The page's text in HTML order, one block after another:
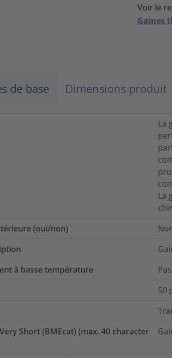
Voir le
Gaines
de base Dimensions produit
La
La
(oui/non)
à basse température
50
Short (BMEcat) (max. 40 character